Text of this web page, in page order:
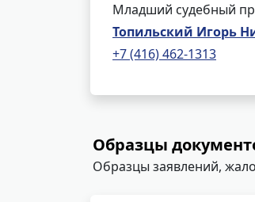
Младший судебный
Топильский Игорь
+7 (416) 462-1313
Образцы
Образцы заявлений,